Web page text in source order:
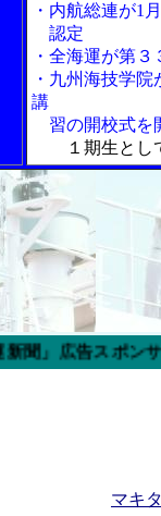
・内航総連が1
認定
・全海運が第
・九州海技学
講
習の開校式を
１期生とし
ンサー企業
マキ